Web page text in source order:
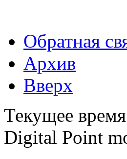
Обратная
Архив
Вверх
Текущее
Digital Point